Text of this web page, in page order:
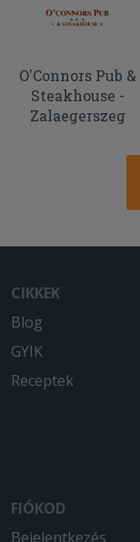
O'Connors Pub &
Steakhouse -
Zalaegerszeg
CIKKEK
Blog
GYIK
Receptek
FIÓKOD
Bejelentkezés